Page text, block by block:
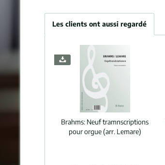
Les clients ont aussi regardé
Brahms: Neuf tramnscriptions
pour orgue (arr. Lemare)